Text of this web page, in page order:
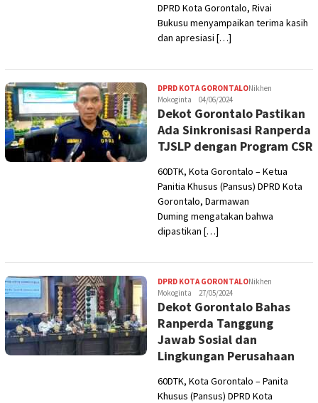
DPRD Kota Gorontalo, Rivai
Bukusu menyampaikan terima kasih
dan apresiasi […]
DPRD KOTA GORONTALONikhen
Mokoginta
04/06/2024
Dekot Gorontalo Pastikan
Ada Sinkronisasi Ranperda
TJSLP dengan Program CSR
60DTK, Kota Gorontalo – Ketua
Panitia Khusus (Pansus) DPRD Kota
Gorontalo, Darmawan
Duming mengatakan bahwa
dipastikan […]
DPRD KOTA GORONTALONikhen
Mokoginta
27/05/2024
Dekot Gorontalo Bahas
Ranperda Tanggung
Jawab Sosial dan
Lingkungan Perusahaan
60DTK, Kota Gorontalo – Panita
Khusus (Pansus) DPRD Kota